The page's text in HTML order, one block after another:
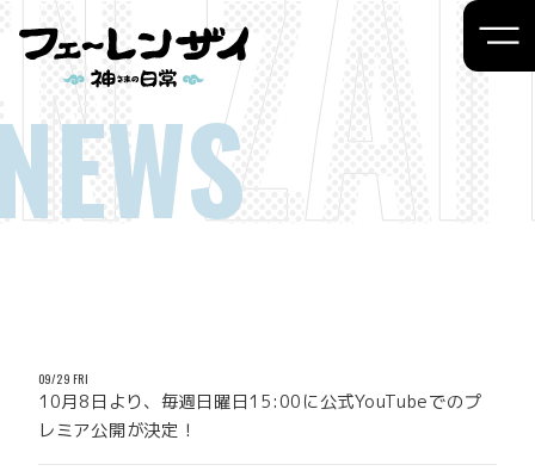
09/29 FRI
10月8日より、毎週日曜日15:00に公式YouTubeでのプ
レミア公開が決定！